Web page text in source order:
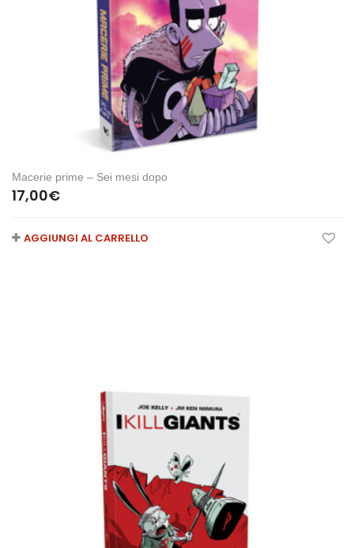
Macerie prime – Sei mesi dopo
17,00€
AGGIUNGI AL CARRELLO